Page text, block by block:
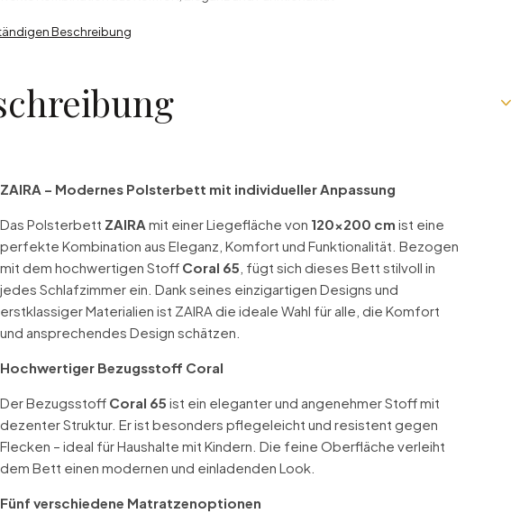
Beschreibung
ZAIRA – Modernes Polsterbett mit individueller Anpassung
Das Polsterbett ZAIRA mit einer Liegefläche von 120x200 cm ist eine
perfekte Kombination aus Eleganz, Komfort und Funktionalität. Bezogen
mit dem hochwertigen Stoff Coral 65 , fügt sich dieses Bett stilvoll in
jedes Schlafzimmer ein. Dank seines einzigartigen Designs und
erstklassiger Materialien ist ZAIRA die ideale Wahl für alle, die Komfort
und ansprechendes Design schätzen.
Hochwertiger Bezugsstoff Coral
Der Bezugsstoff Coral 65 ist ein eleganter und angenehmer Stoff mit
dezenter Struktur. Er ist besonders pflegeleicht und resistent gegen
Flecken – ideal für Haushalte mit Kindern. Die feine Oberfläche verleiht
dem Bett einen modernen und einladenden Look.
Fünf verschiedene Matratzenoptionen